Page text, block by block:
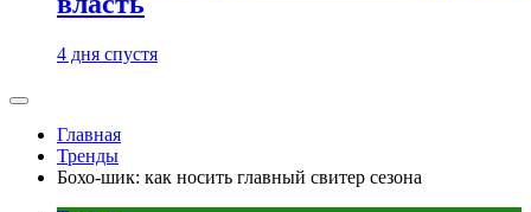
4 дня спустя
Главная
Тренды
Бохо-шик: как носить главный свитер сезона